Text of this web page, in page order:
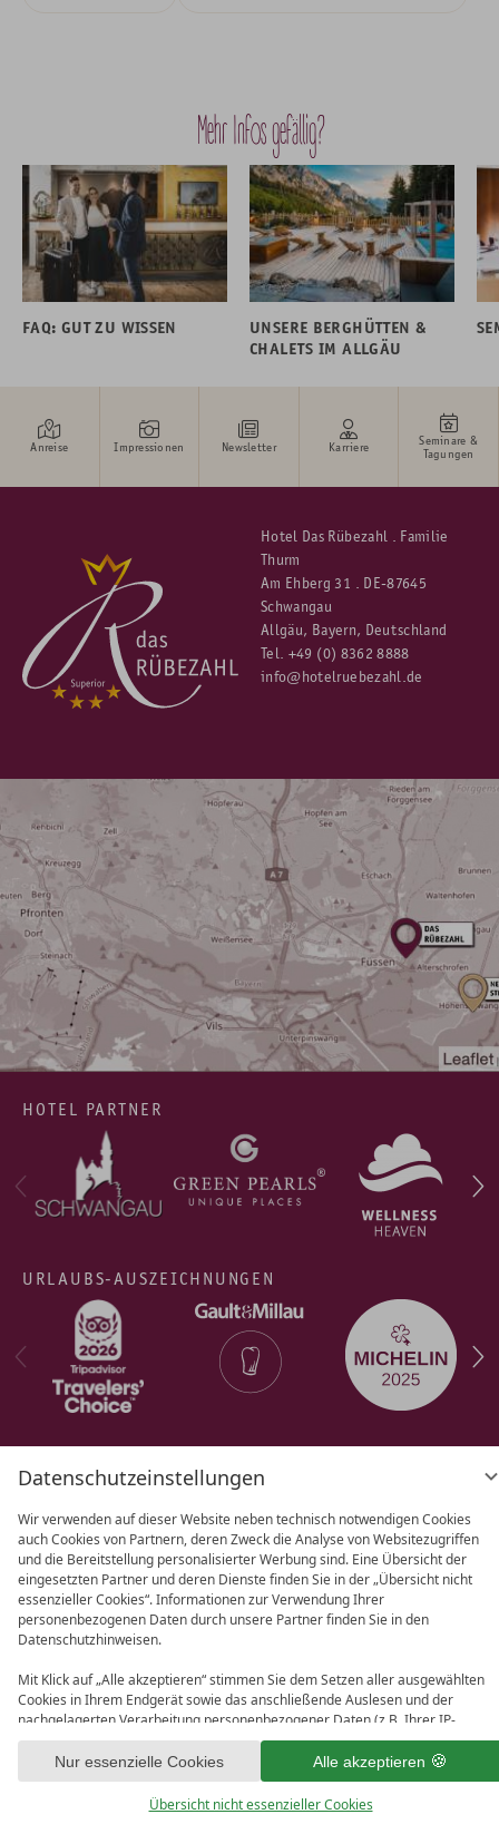
Datenschutzeinstellungen
Wir verwenden auf dieser Website neben technisch notwendigen Cookies
auch Cookies von Partnern, deren Zweck die Analyse von Websitezugriffen
und die Bereitstellung personalisierter Werbung sind. Eine Übersicht der
eingesetzten Partner und deren Dienste finden Sie in der „Übersicht nicht
essenzieller Cookies“. Informationen zur Verwendung Ihrer
personenbezogenen Daten durch unsere Partner finden Sie in den
Datenschutzhinweisen.
Mit Klick auf „Alle akzeptieren“ stimmen Sie dem Setzen aller ausgewählten
Cookies in Ihrem Endgerät sowie das anschließende Auslesen und der
nachgelagerten Verarbeitung personenbezogener Daten (z.B. Ihrer IP-
Adresse) durch uns und unseren Partnern zu. Falls Sie damit nicht
einverstanden sind, klicken Sie bitte auf „Nur essenzielle Cookies“. Eine
individuelle Auswahl können Sie unter „Übersicht nicht essenzieller Cookies“
tätigen. Sie können Ihre Auswahl im Fußbereich dieser Website oder in den
Alle akzeptieren
Nur essenzielle Cookies
Übersicht nicht essenzieller Cookies
Mehr Infos gefällig?
FAQ: GUT ZU WISSEN
UNSERE BERGHÜTTEN &
CHALETS IM ALLGÄU
Anreise Impressionen Newsletter Karriere
Seminare &
Tagungen
Hotel Das Rübezahl . Familie
Thurm
Am Ehberg 31 . DE-87645
Schwangau
Allgäu, Bayern, Deutschland
Tel. +49 (0) 8362 8888
info@hotelruebezahl.de
HOTEL PARTNER
URLAUBS-AUSZEICHNUNGEN
einstellungen
Barrierefreiheit Impressum